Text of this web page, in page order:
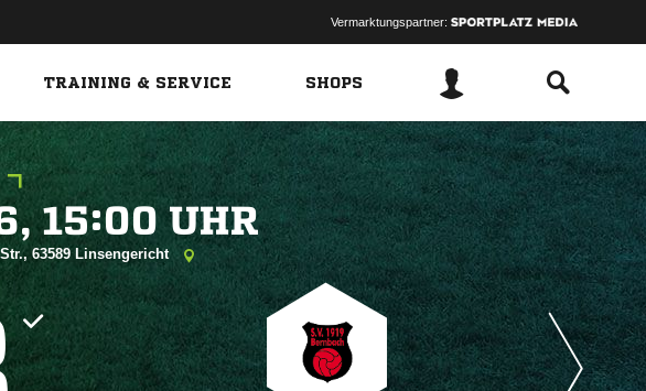
Vermarktungspartner:
TRAINING & SERVICE SHOPS
  
63589 Linsengericht